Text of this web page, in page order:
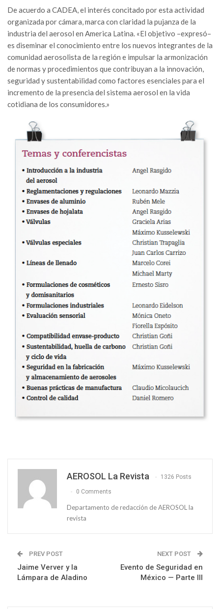
De acuerdo a CADEA, el interés concitado por esta actividad
organizada por cámara, marca con claridad la pujanza de la
industria del aerosol en America Latina. «El objetivo –expresó–
es diseminar el conocimiento entre los nuevos integrantes de la
comunidad aerosolista de la región e impulsar la armonización
de normas y procedimientos que contribuyan a la innovación,
seguridad y sustentabilidad como factores esenciales para el
incremento de la presencia del sistema aerosol en la vida
cotidiana de los consumidores.»
AEROSOL La Revista 1326 Posts
0 Comments
Departamento de redacción de AEROSOL la
revista
PREV POST
Jaime Verver y la
Lámpara de Aladino
NEXT POST
Evento de Seguridad en
México — Parte III